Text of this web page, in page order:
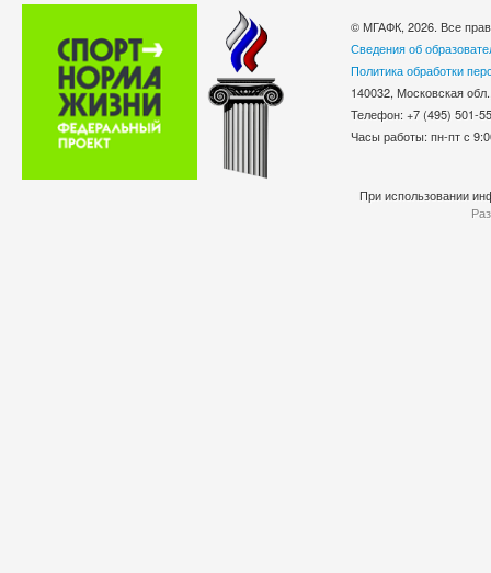
© МГАФК, 2026. Все
Сведения об
Политика обработки
140032, Московская
Телефон: +7 (495)
Часы работы: пн-пт с
При использовании